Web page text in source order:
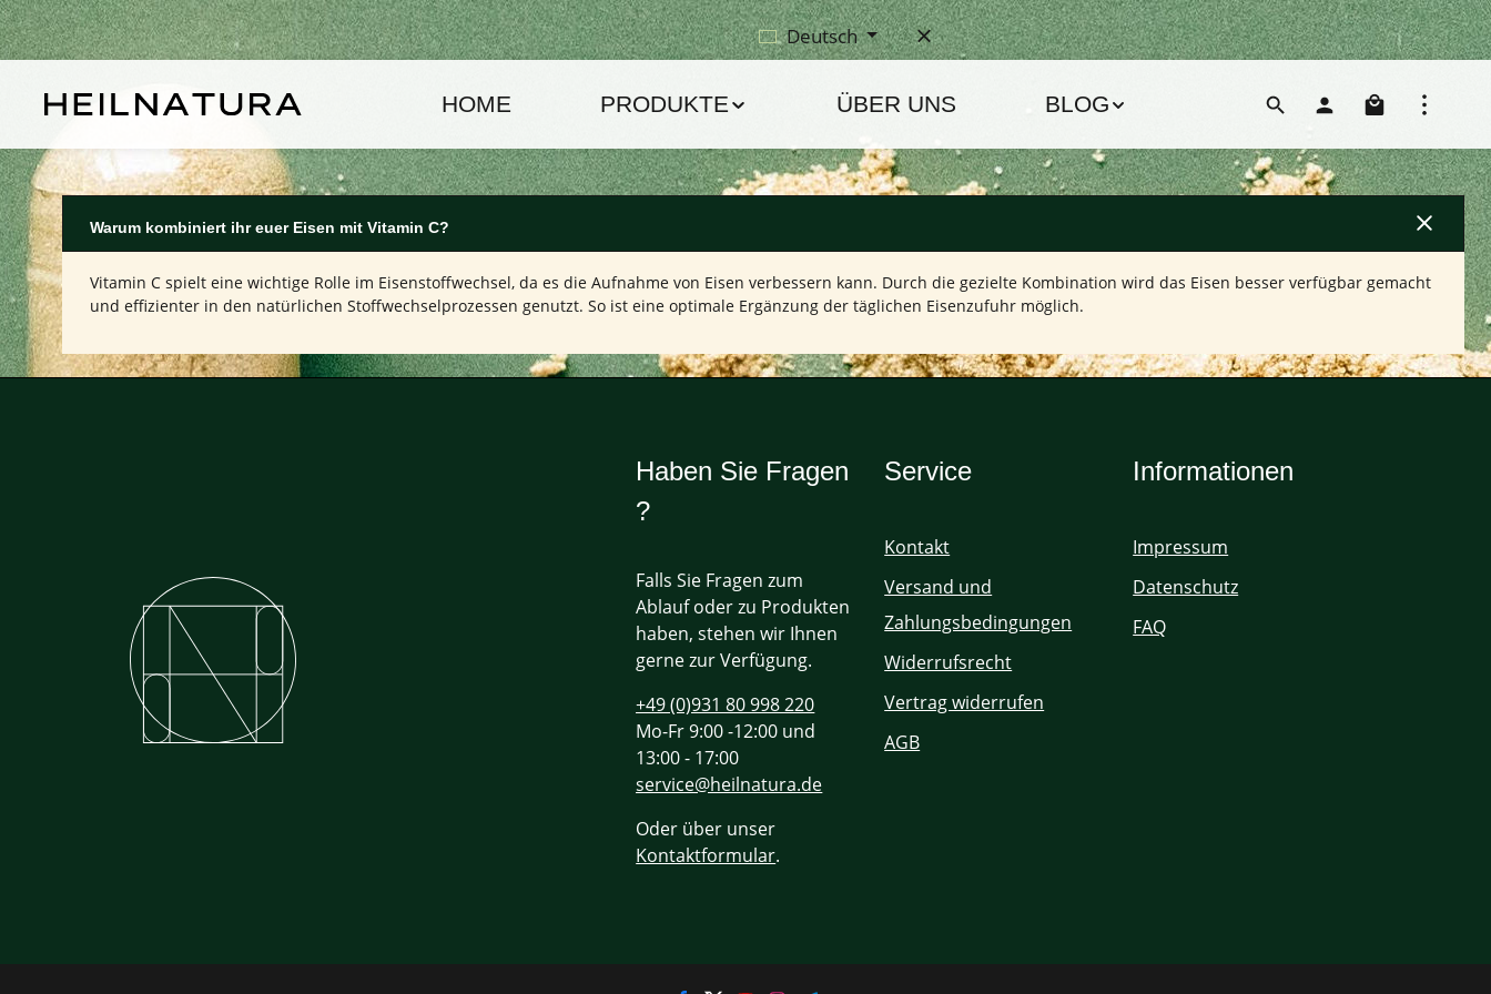
Hauptinhalt springen
Zur Hauptnavigation springen Deutsch
HOME PRODUKTE ÜBER UNS BLOG
Warum kombiniert ihr euer Eisen mit Vitamin C?
Vitamin C spielt eine wichtige Rolle im Eisenstoffwechsel, da es die Aufnahme von Eisen verbessern kann. Durch die gezielte Kombination wird das Eisen besser verfügbar gemacht
und effizienter in den natürlichen Stoffwechselprozessen genutzt. So ist eine optimale Ergänzung der täglichen Eisenzufuhr möglich.
Haben Sie Fragen
?
Falls Sie Fragen zum
Ablauf oder zu Produkten
haben, stehen wir Ihnen
gerne zur Verfügung.
+49 (0)931 80 998 220
Mo-Fr 9:00 -12:00 und
13:00 - 17:00
service@heilnatura.de
Oder über unser
Kontaktformular.
Service
Kontakt
Versand und
Zahlungsbedingungen
Widerrufsrecht
Vertrag widerrufen
AGB
Informationen
Impressum
Datenschutz
FAQ